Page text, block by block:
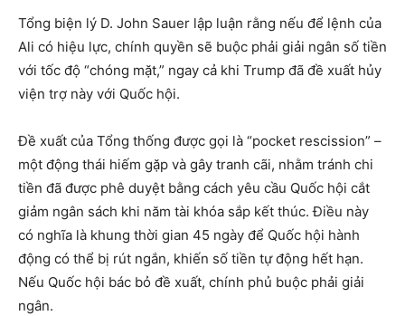
Tổng biện lý D. John Sauer lập luận rằng nếu để lệnh của
Ali có hiệu lực, chính quyền sẽ buộc phải giải ngân số tiền
với tốc độ “chóng mặt,” ngay cả khi Trump đã đề xuất hủy
viện trợ này với Quốc hội.
Đề xuất của Tổng thống được gọi là “pocket rescission” –
một động thái hiếm gặp và gây tranh cãi, nhằm tránh chi
tiền đã được phê duyệt bằng cách yêu cầu Quốc hội cắt
giảm ngân sách khi năm tài khóa sắp kết thúc. Điều này
có nghĩa là khung thời gian 45 ngày để Quốc hội hành
động có thể bị rút ngắn, khiến số tiền tự động hết hạn.
Nếu Quốc hội bác bỏ đề xuất, chính phủ buộc phải giải
ngân.